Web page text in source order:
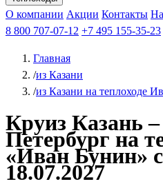
Чебоксарыиз Волгоградаиз
КазаньВ Нижний НовгородВ
РыбинскНа СоловкиНа Валаам
Афанасий Никитин Октябрьская
ФединАлександр Свешников
МироновА.С.Попов
О компании Акции Контакты
8 800 707-07-12 +7 495 155-35-23
Главная
/из Казани
/из Казани на теплоходе
Круиз Казань
Петербург на
«Иван Бунин»
18.07.2027